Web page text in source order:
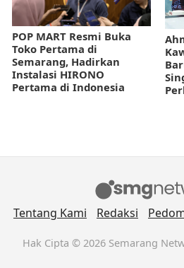
POP MART Resmi Buka
Toko Pertama di
Semarang, Hadirkan
Instalasi HIRONO
Pertama di Indonesia
Tentang Kami Redaksi
Hak Cipta © 2026 Semarang